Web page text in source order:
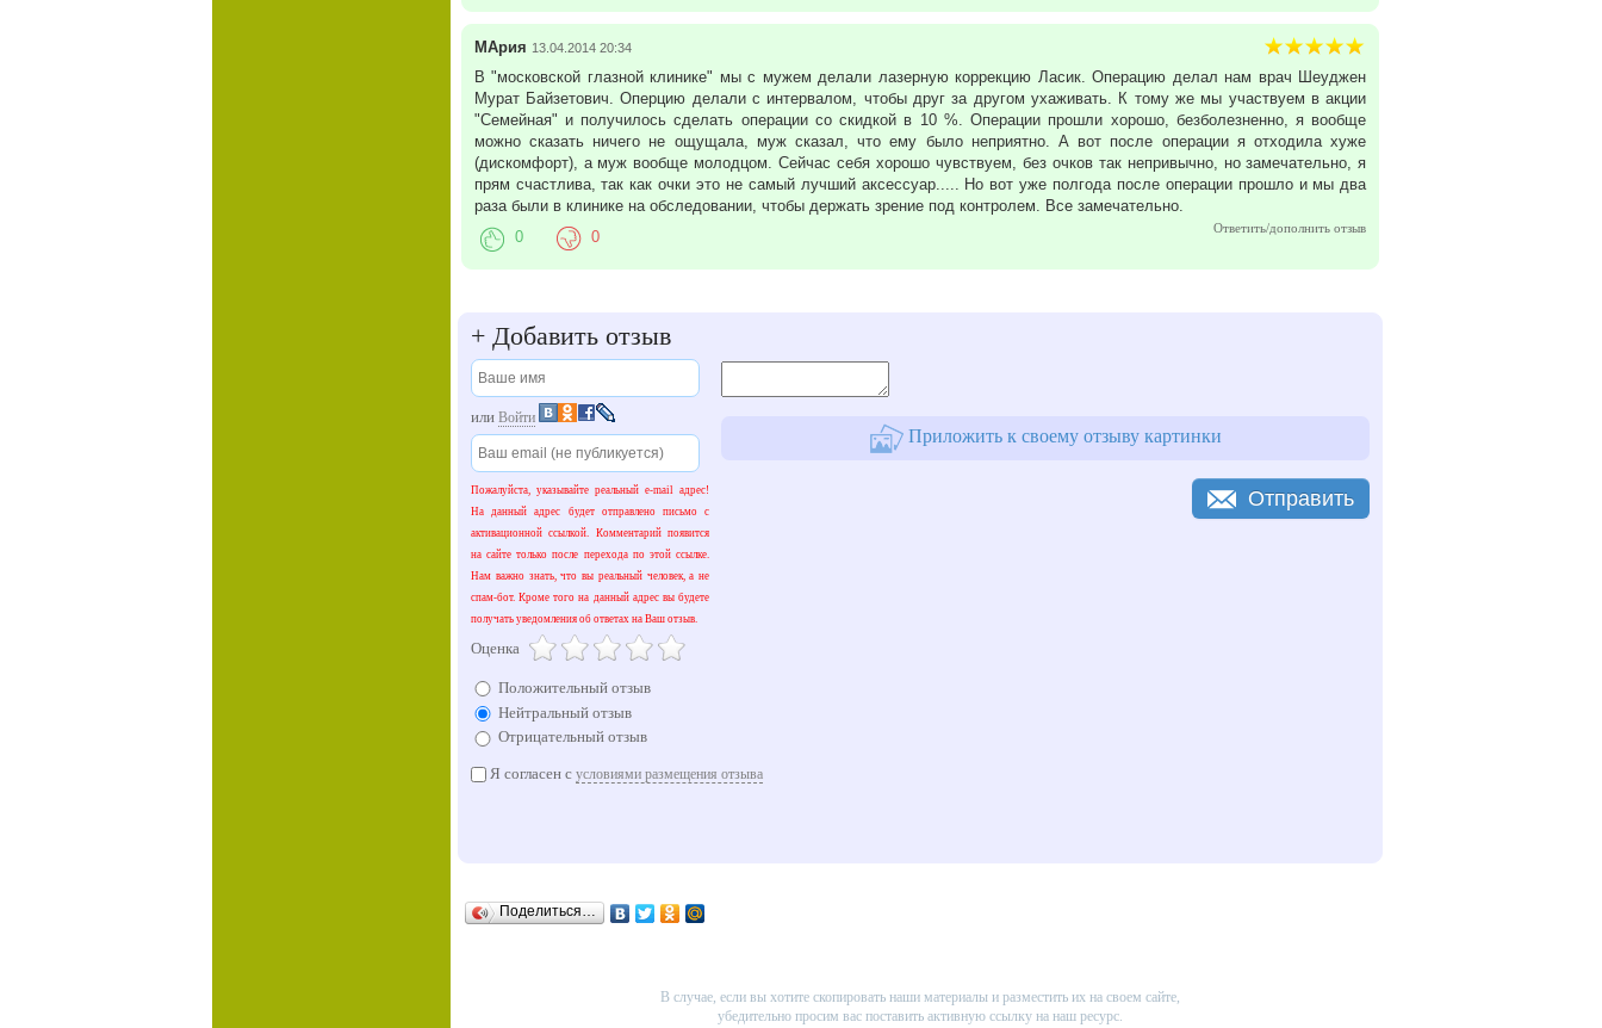
МАрия 13.04.2014 20:34
В "московской глазной клинике" мы с мужем делали лазерную коррекцию Ласик. Операцию делал нам врач Шеуджен
Мурат Байзетович. Оперцию делали с интервалом, чтобы друг за другом ухаживать. К тому же мы участвуем в акции
"Семейная" и получилось сделать операции со скидкой в 10 %. Операции прошли хорошо, безболезненно, я вообще
можно сказать ничего не ощущала, муж сказал, что ему было неприятно. А вот после операции я отходила хуже
(дискомфорт), а муж вообще молодцом. Сейчас себя хорошо чувствуем, без очков так непривычно, но замечательно, я
прям счастлива, так как очки это не самый лучший аксессуар..... Но вот уже полгода после операции прошло и мы два
раза были в клинике на обследовании, чтобы держать зрение под контролем. Все замечательно.
Ответить/дополнить отзыв
0 0
+ Добавить отзыв
или Войти
Пожалуйста, указывайте реальный e-mail адрес!
На данный адрес будет отправлено письмо с
активационной ссылкой. Комментарий появится
на сайте только после перехода по этой ссылке.
Нам важно знать, что вы реальный человек, а не
спам-бот. Кроме того на данный адрес вы будете
получать уведомления об ответах на Ваш отзыв.
Оценка
Положительный отзыв
Нейтральный отзыв
Отрицательный отзыв
Приложить к своему отзыву картинки
Я согласен с условиями размещения отзыва
Отправить
Поделиться…
В случае, если вы хотите скопировать наши материалы и разместить их на своем сайте,
убедительно просим вас поставить активную ссылку на наш ресурс.